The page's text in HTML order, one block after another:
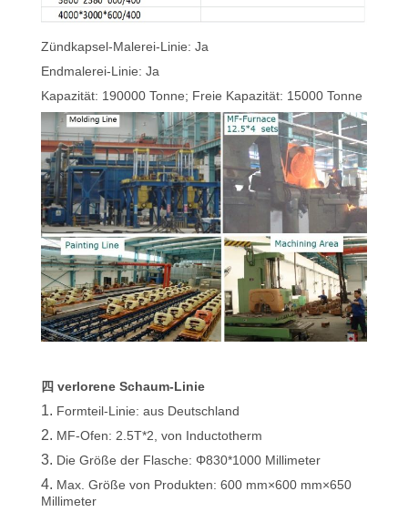
Zündkapsel-Malerei-Linie: Ja
Endmalerei-Linie: Ja
Kapazität: 190000 Tonne; Freie Kapazität: 15000 Tonne
四 verlorene Schaum-Linie
1. Formteil-Linie: aus Deutschland
2. MF-Ofen: 2.5T*2, von Inductotherm
3. Die Größe der Flasche: Φ830*1000 Millimeter
4. Max. Größe von Produkten: 600 mm×600 mm×650
Millimeter